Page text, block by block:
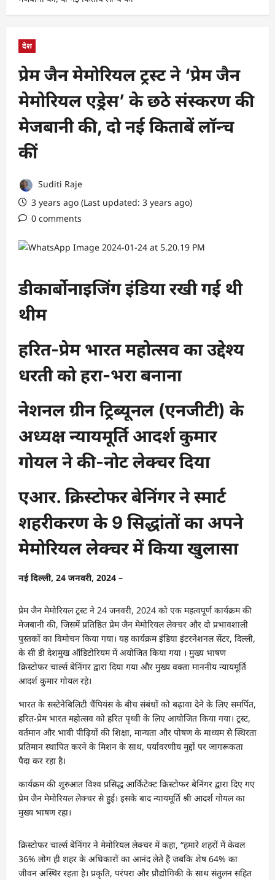
देश
प्रेम जैन मेमोरियल ट्रस्ट ने ‘प्रेम जैन
मेमोरियल एड्रेस’ के छठे संस्करण की
मेजबानी की, दो नई किताबें लॉन्च
कीं
Suditi Raje
3 years ago (Last updated: 3 years ago)
0 comments
डीकार्बोनाइजिंग इंडिया रखी गई थी
थीम
हरित-प्रेम भारत महोत्सव का उद्देश्य
धरती को हरा-भरा बनाना
नेशनल ग्रीन ट्रिब्यूनल (एनजीटी) के
अध्यक्ष न्यायमूर्ति आदर्श कुमार
गोयल ने की-नोट लेक्चर दिया
एआर. क्रिस्टोफर बेनिंगर ने स्मार्ट
शहरीकरण के 9 सिद्धांतों का अपने
मेमोरियल लेक्चर में किया खुलासा
नई दिल्ली, 24 जनवरी, 2024 –
प्रेम जैन मेमोरियल ट्रस्ट ने 24 जनवरी, 2024 को एक महत्वपूर्ण कार्यक्रम की
मेजबानी की, जिसमें प्रतिष्ठित प्रेम जैन मेमोरियल लेक्चर और दो प्रभावशाली
पुस्तकों का विमोचन किया गया। यह कार्यक्रम इंडिया इंटरनेशनल सेंटर, दिल्ली,
के सी डी देशमुख ऑडिटोरियम में अयोजित किया गया । मुख्य भाषण
क्रिस्टोफर चार्ल्स बेनिंगर द्वारा दिया गया और मुख्य वक्ता माननीय न्यायमूर्ति
आदर्श कुमार गोयल रहे।
भारत के सस्टेनेबिलिटी चैंपियंस के बीच संबंधों को बढ़ावा देने के लिए समर्पित,
हरित-प्रेम भारत महोत्सव को हरित पृथ्वी के लिए आयोजित किया गया। ट्रस्ट,
वर्तमान और भावी पीढ़ियों की शिक्षा, मान्यता और पोषण के माध्यम से स्थिरता
प्रतिमान स्थापित करने के मिशन के साथ, पर्यावरणीय मुद्दों पर जागरूकता
पैदा कर रहा है।
कार्यक्रम की शुरुआत विश्व प्रसिद्ध आर्किटेक्ट क्रिस्टोफर बेनिंगर द्वारा दिए गए
प्रेम जैन मेमोरियल लेक्चर से हुई। इसके बाद न्यायमूर्ति श्री आदर्श गोयल का
मुख्य भाषण रहा।
क्रिस्टोफर चार्ल्स बेनिंगर ने मेमोरियल लेक्चर में कहा, “हमारे शहरों में केवल
36% लोग ही शहर के अधिकारों का आनंद लेते हैं जबकि शेष 64% का
जीवन अस्थिर रहता है। प्रकृति, परंपरा और प्रौद्योगिकी के साथ संतुलन सहित